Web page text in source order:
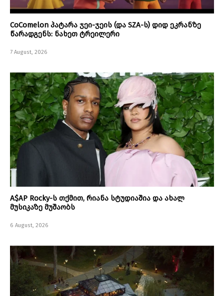
CoComelon პატარა ჯეი-ჯეის (და SZA-ს) დიდ ეკრანზე
წარადგენს: ნახეთ ტრეილერი
7 August, 2026
A$AP Rocky-ს თქმით, რიანა სტუდიაშია და ახალ
მუსიკაზე მუშაობს
6 August, 2026